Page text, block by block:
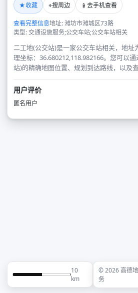
★收藏 ⌖搜周边 📱 去手机查看
查看完整信息地址: 潍坊市潍城区73路
类型: 交通设施服务;公交车站;公交车站相关
二工地(公交站)是一家公交车站相关，地址
理坐标：36.680212,118.982166。您可以
站)的精确地图位置、规划到达路线，以及
用户评价
匿名用户
10
km
© 2026 高德
务